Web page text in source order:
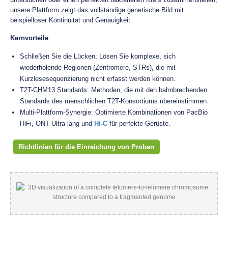
unsere Plattform zeigt das vollständige genetische Bild mit
beispielloser Kontinuität und Genauigkeit.
Kernvorteile
Schließen Sie die Lücken: Lösen Sie komplexe, sich
wiederholende Regionen (Zentromere, STRs), die mit
Kurzlesesequenzierung nicht erfasst werden können.
T2T-CHM13 Standards: Methoden, die mit den bahnbrechenden
Standards des menschlichen T2T-Konsortiums übereinstimmen.
Multi-Plattform-Synergie: Optimierte Kombinationen von PacBio
HiFi, ONT Ultra-lang und Hi-C für perfekte Gerüste.
Richtlinien für die Einreichung von Proben